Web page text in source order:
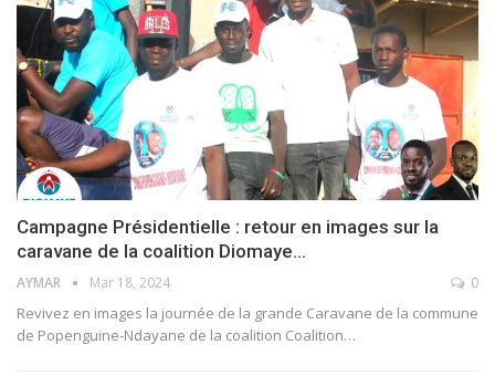
Campagne Présidentielle : retour en images sur la
caravane de la coalition Diomaye…
AYMAR Mar 18, 2024 0
Revivez en images la journée de la grande Caravane de la commune
de Popenguine-Ndayane de la coalition Coalition…